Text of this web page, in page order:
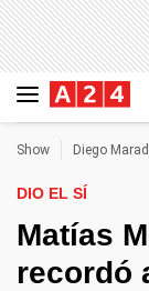
Show Diego
DIO EL SÍ
Matías
recordó